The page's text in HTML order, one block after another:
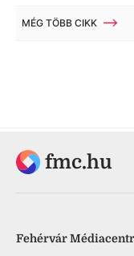
MÉG TÖBB CIKK
fmc.hu
Fehérvár